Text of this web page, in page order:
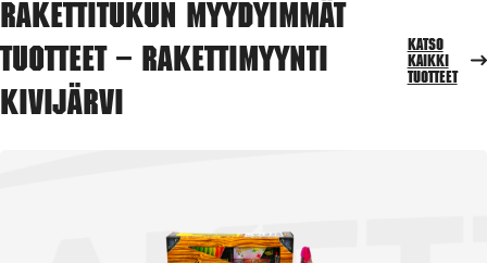
Rakettitukun myydyimmät
tuotteet – Rakettimyynti
Kivijärvi
Katso
kaikki
tuotteet